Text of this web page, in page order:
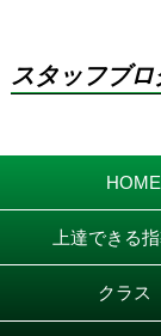
スタッフブロ
HOME
上達できる
クラス